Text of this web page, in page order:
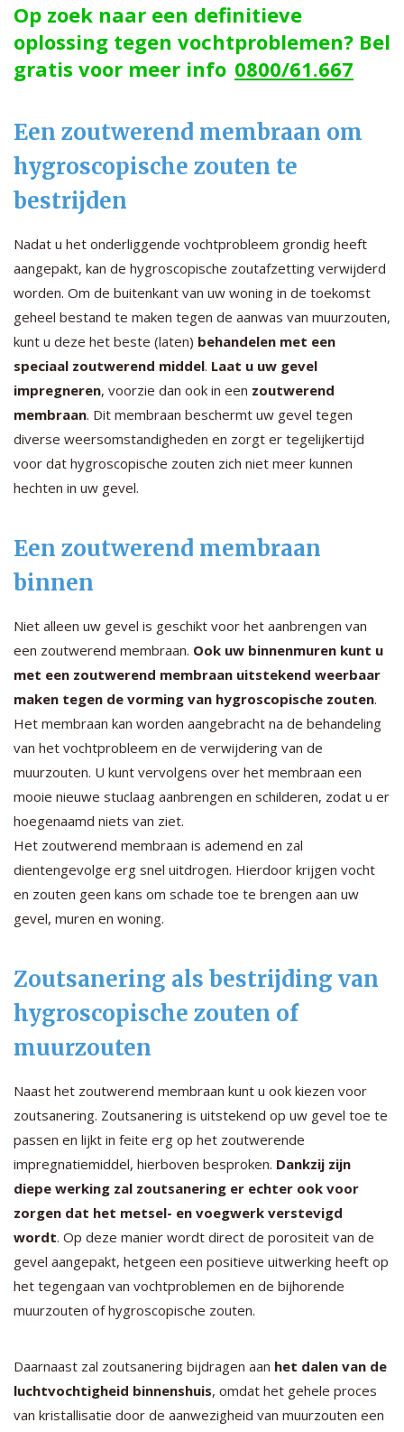
Op zoek naar een definitieve
oplossing tegen vochtproblemen? Bel
gratis voor meer info 0800/61.667
Een zoutwerend membraan om
hygroscopische zouten te
bestrijden
Nadat u het onderliggende vochtprobleem grondig heeft
aangepakt, kan de hygroscopische zoutafzetting verwijderd
worden. Om de buitenkant van uw woning in de toekomst
geheel bestand te maken tegen de aanwas van muurzouten,
kunt u deze het beste (laten) behandelen met een
speciaal zoutwerend middel. Laat u uw gevel
impregneren, voorzie dan ook in een zoutwerend
membraan. Dit membraan beschermt uw gevel tegen
diverse weersomstandigheden en zorgt er tegelijkertijd
voor dat hygroscopische zouten zich niet meer kunnen
hechten in uw gevel.
Een zoutwerend membraan
binnen
Niet alleen uw gevel is geschikt voor het aanbrengen van
een zoutwerend membraan. Ook uw binnenmuren kunt u
met een zoutwerend membraan uitstekend weerbaar
maken tegen de vorming van hygroscopische zouten.
Het membraan kan worden aangebracht na de behandeling
van het vochtprobleem en de verwijdering van de
muurzouten. U kunt vervolgens over het membraan een
mooie nieuwe stuclaag aanbrengen en schilderen, zodat u er
hoegenaamd niets van ziet.
Het zoutwerend membraan is ademend en zal
dientengevolge erg snel uitdrogen. Hierdoor krijgen vocht
en zouten geen kans om schade toe te brengen aan uw
gevel, muren en woning.
Zoutsanering als bestrijding van
hygroscopische zouten of
muurzouten
Naast het zoutwerend membraan kunt u ook kiezen voor
zoutsanering. Zoutsanering is uitstekend op uw gevel toe te
passen en lijkt in feite erg op het zoutwerende
impregnatiemiddel, hierboven besproken. Dankzij zijn
diepe werking zal zoutsanering er echter ook voor
zorgen dat het metsel- en voegwerk verstevigd
wordt. Op deze manier wordt direct de porositeit van de
gevel aangepakt, hetgeen een positieve uitwerking heeft op
het tegengaan van vochtproblemen en de bijhorende
muurzouten of hygroscopische zouten.
Daarnaast zal zoutsanering bijdragen aan het dalen van de
luchtvochtigheid binnenshuis, omdat het gehele proces
van kristallisatie door de aanwezigheid van muurzouten een